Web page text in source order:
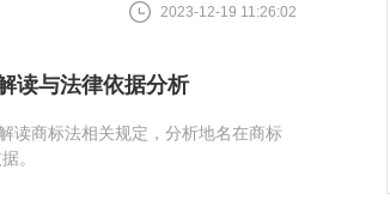
2023-12-19 11:26:02
读与法律依据分析
读商标法相关规定，分析地名在商标
。